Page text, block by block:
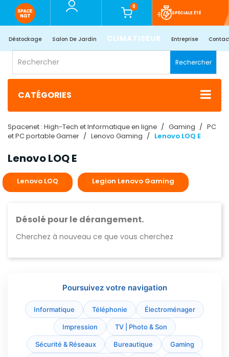
0
SPÉCIALE ÉTÉ
Déstockage Salon De Jardin CLIMATISEUR Entreprise
Rechercher
CATÉGORIES
Spacenet : High-Tech et Informatique en ligne Gaming
PC
et PC portable Gamer
Lenovo Gaming Lenovo LOQ E
Lenovo LOQ E
Lenovo LOQ Legion Lenovo Gaming
Désolé pour le dérangement.
Cherchez à nouveau ce que vous cherchez
Poursuivez votre navigation
Informatique Téléphonie Électroménager
Impression TV | Photo & Son
Sécurité & Réseaux Bureautique Gaming